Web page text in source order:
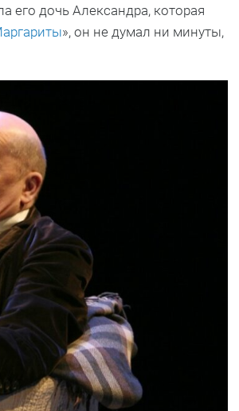
его дочь Александра, которая
», он не думал ни минуты,